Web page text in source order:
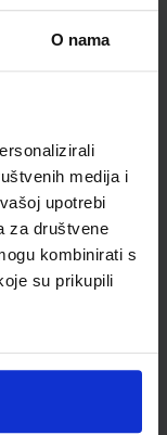
O nama
medija i
upotrebi
za društvene
kombinirati s
su prikupili
Paris Dropuljić
osnovne škole